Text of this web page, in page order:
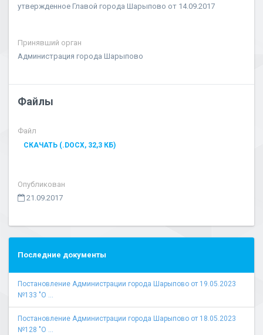
утвержденное Главой города Шарыпово от 14.09.2017
Принявший орган
Администрация города Шарыпово
Файлы
Файл
СКАЧАТЬ (.DOCX, 32,3 КБ)
Опубликован
21.09.2017
Последние документы
Постановление Администрации города Шарыпово от 19.05.2023
№133 "О ...
Постановление Администрации города Шарыпово от 18.05.2023
№128 "О ...